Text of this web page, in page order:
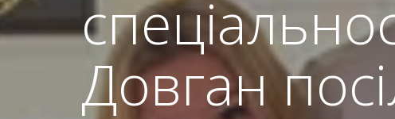
Довган